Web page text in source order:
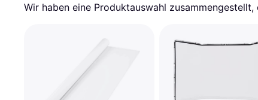
Wir haben eine Produktauswahl